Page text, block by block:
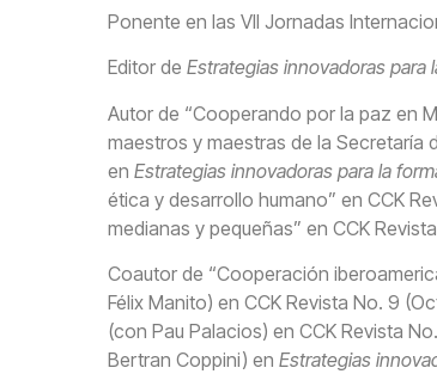
Ponente en las VII Jornadas
Editor deEstrategias innovadoras
Autor de “Cooperando por la paz en
maestros y maestras de la Secretaría
enEstrategias innovadoras para la
ética y desarrollo humano” en CCK
medianas y pequeñas” en CCK
Coautor de “Cooperación
Félix Manito) en CCK Revista No. 9
(con Pau Palacios) en CCK Revista
Bertran Coppini) enEstrategias